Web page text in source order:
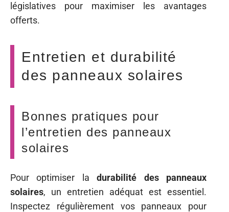
législatives pour maximiser les avantages
offerts.
Entretien et durabilité
des panneaux solaires
Bonnes pratiques pour
l’entretien des panneaux
solaires
Pour optimiser ladurabilité des panneaux
solaires, un entretien adéquat est essentiel.
Inspectez régulièrement vos panneaux pour